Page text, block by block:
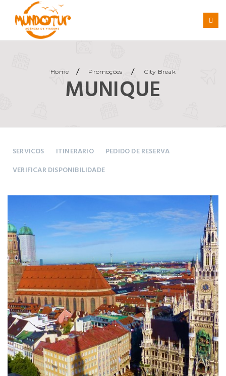
Home / Promoções / City Break
MUNIQUE
SERVICOS ITINERARIO
PEDIDO DE RESERVA
VERIFICAR DISPONIBILIDADE